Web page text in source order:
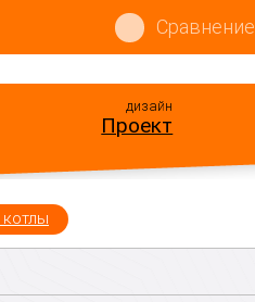
Сравнение
дизайн
Проект